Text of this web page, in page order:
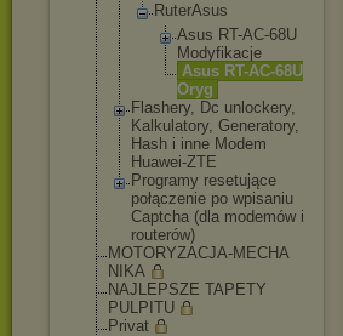
RuterAsus
Asus RT-AC-68U
Modyfikacje
Asus RT-AC-68U
Oryg
Flashery, Dc unlockery,
Kalkulatory, Generatory,
Hash i inne Modem
Huawei-ZTE
Programy resetujące
połączenie po wpisaniu
Captcha (dla modemów i
routerów)
MOTORYZACJA-MECHA
NIKA
NAJLEPSZE TAPETY
PULPITU
Privat